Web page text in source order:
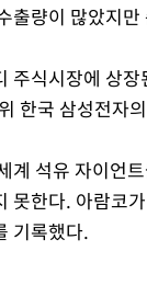
출량이 많았지
주식시장에 상
한국 삼성전자
계 석유 자이언
못한다. 아람코
기록했다.